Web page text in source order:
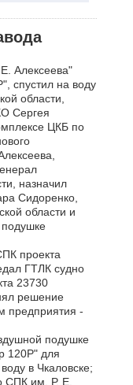
Алексеева"
спустил на воду
области,
Сергея
ЦКБ по
назначил
Сидоренко,
области и
проекта
ГТЛК судно
23730
решение
предприятия -
подушке
120Р" для
в Чкаловске;
им. Р. Е.